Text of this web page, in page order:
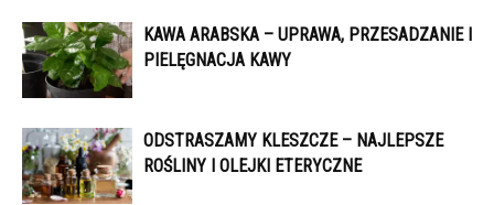
KAWA ARABSKA – UPRAWA, PRZESADZANIE I
PIELĘGNACJA KAWY
ODSTRASZAMY KLESZCZE – NAJLEPSZE
ROŚLINY I OLEJKI ETERYCZNE